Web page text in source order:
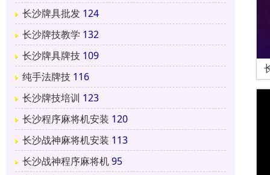
长沙牌具批发 124
长沙牌技教学 132
长沙牌具牌技 109
纯手法牌技 116
长沙牌技培训 123
长沙程序麻将机安装 120
长沙战神麻将机安装 113
长沙战神程序麻将机95